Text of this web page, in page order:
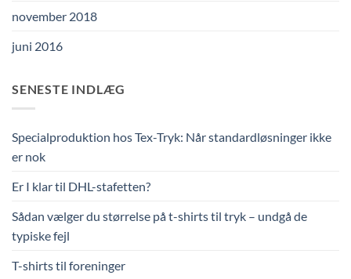
november 2018
juni 2016
SENESTE INDLÆG
Specialproduktion hos Tex-Tryk: Når standardløsninger ikke
er nok
Er I klar til DHL-stafetten?
Sådan vælger du størrelse på t-shirts til tryk – undgå de
typiske fejl
T-shirts til foreninger